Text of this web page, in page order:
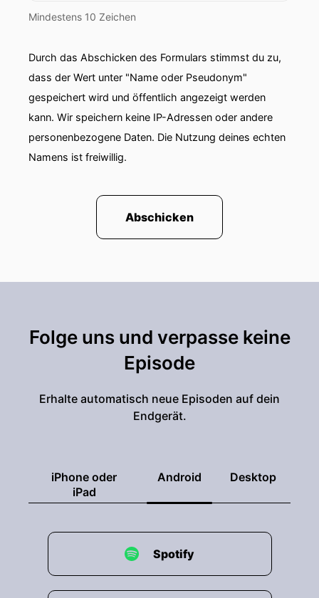
Mindestens 10 Zeichen
Durch das Abschicken des Formulars stimmst du zu,
dass der Wert unter "Name oder Pseudonym"
gespeichert wird und öffentlich angezeigt werden
kann. Wir speichern keine IP-Adressen oder andere
personenbezogene Daten. Die Nutzung deines echten
Namens ist freiwillig.
Abschicken
Folge uns und verpasse keine
Episode
Erhalte automatisch neue Episoden auf dein
Endgerät.
iPhone oder
iPad
Android Desktop
Spotify